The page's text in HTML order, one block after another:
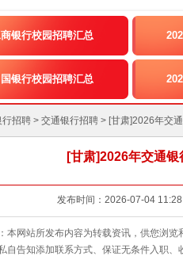
银行校园招聘汇总
银行校园招聘汇总
行招聘 > 交通银行招聘 > [甘肃]2026年
[甘肃]2026年交通
本网站所发布内容为转载资讯，供您浏
自告知添加联系方式、保证无条件入职